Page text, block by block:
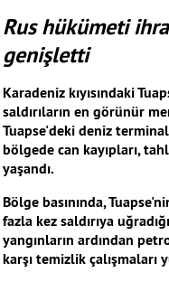
Rus hükümeti
genişletti
Karadeniz kıyısındaki
saldırıların en görünür
Tuapse'deki deniz
bölgede can kayıpları,
yaşandı.
Bölge basınında,
fazla kez saldırıya
yangınların ardından
karşı temizlik çalışmaları